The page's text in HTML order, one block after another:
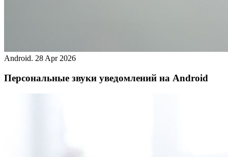
Android. 28 Apr 2026
Персональные звуки уведомлений на Android